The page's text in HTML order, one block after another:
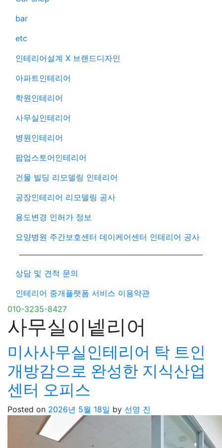
bar
etc
인테리어설계 X 브랜드디자인
아파트인테리어
학원인테리어
사무실인테리어
병원인테리어
팝업스토어인테리어
건물 빌딩 리모델링 인테리어
공장인테리어 리모델링 공사
용도변경 인허가 정보
요양병원 주간보호센터 데이케어센터 인테리어 공사
상담 및 견적 문의
인테리어 중개플랫폼 서비스 이용약관
010-3235-8427
사무실이넽리어
미사사무실인테리어 탁 트인
개방감으로 완성한 지식산업
센터 오피스
Posted on 2026년 5월 18일 by 선영 진